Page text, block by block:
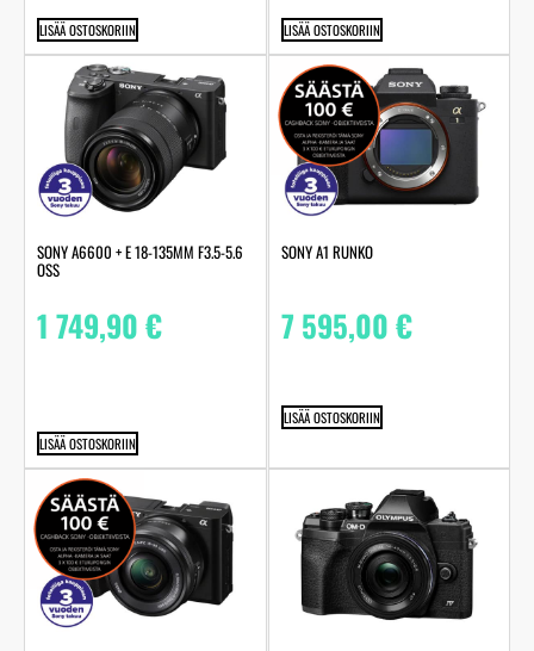
LISÄÄ OSTOSKORIIN LISÄÄ OSTOSKORIIN
SONY A6600 + E 18-135MM F3.5-5.6
OSS
1 749,90€
LISÄÄ OSTOSKORIIN
SONY A1 RUNKO
7 595,00€
LISÄÄ OSTOSKORIIN